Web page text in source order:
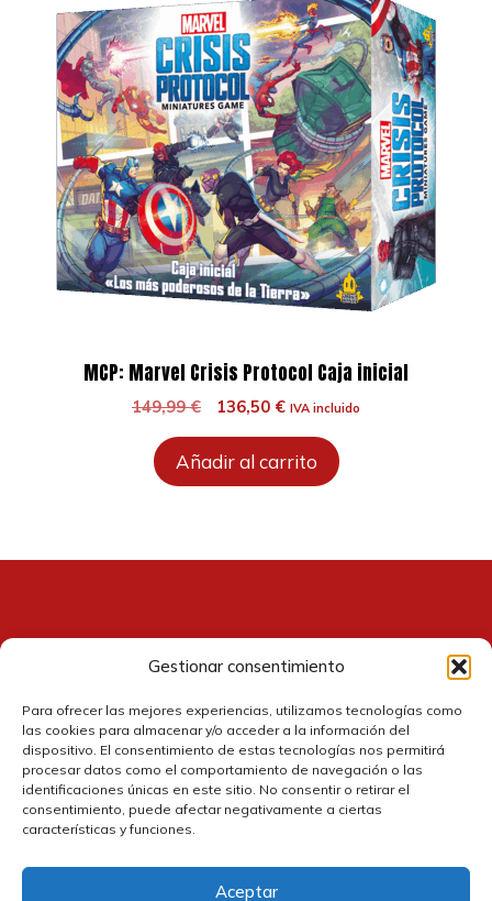
Gestionar consentimiento
Para ofrecer las mejores experiencias, utilizamos tecnologías como
las cookies para almacenar y/o acceder a la información del
dispositivo. El consentimiento de estas tecnologías nos permitirá
procesar datos como el comportamiento de navegación o las
identificaciones únicas en este sitio. No consentir o retirar el
consentimiento, puede afectar negativamente a ciertas
características y funciones.
Aceptar
MCP: Marvel Crisis Protocol Caja inicial
149,99€
El
original
era:
136,50 €El
actual
es:
IVA incluido
Añadir al carrito
Contacto